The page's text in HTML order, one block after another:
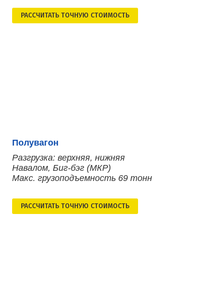
РАСCЧИТАТЬ ТОЧНУЮ СТОИМОСТЬ
Полувагон
Разгрузка: верхняя, нижняя
Навалом, Биг-бэг (МКР)
Макс. грузоподъемность 69 тонн
РАСCЧИТАТЬ ТОЧНУЮ СТОИМОСТЬ